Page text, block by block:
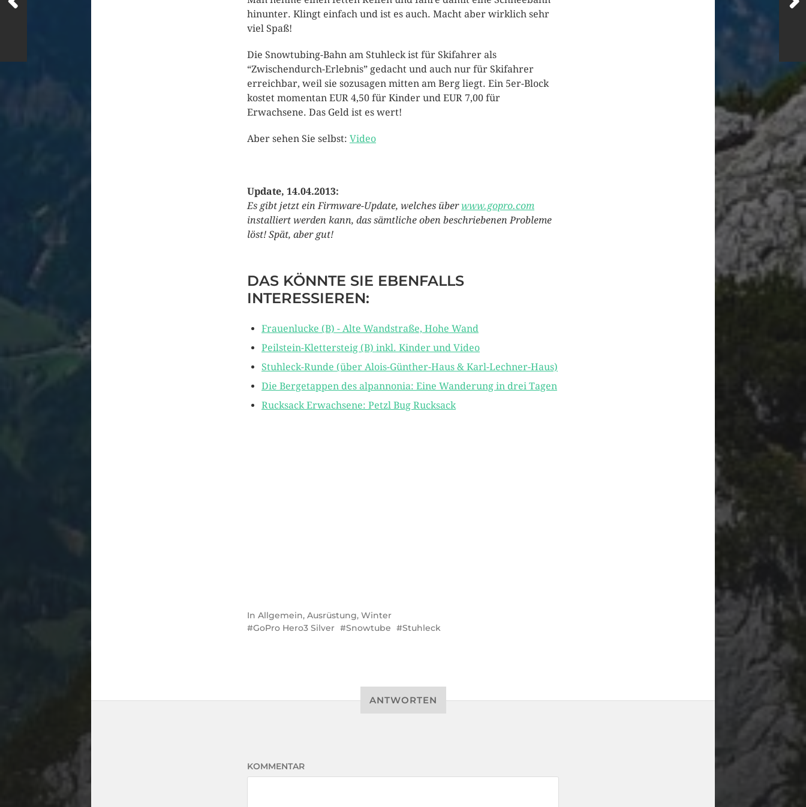
hinunter. Klingt einfach und ist es auch. Macht aber wirklich sehr
viel Spaß!
Die Snowtubing-Bahn am Stuhleck ist für Skifahrer als
“Zwischendurch-Erlebnis” gedacht und auch nur für Skifahrer
erreichbar, weil sie sozusagen mitten am Berg liegt. Ein 5er-Block
kostet momentan EUR 4,50 für Kinder und EUR 7,00 für
Erwachsene. Das Geld ist es wert!
Aber sehen Sie selbst: Video
Update, 14.04.2013:
Es gibt jetzt ein Firmware-Update, welches überwww.gopro.com
installiert werden kann, das sämtliche oben beschriebenen Probleme
löst! Spät, aber gut!
DAS KÖNNTE SIE EBENFALLS
INTERESSIEREN:
Frauenlucke (B) - Alte Wandstraße, Hohe Wand
Peilstein-Klettersteig (B) inkl. Kinder und Video
Stuhleck-Runde (über Alois-Günther-Haus & Karl-Lechner-Haus)
Die Bergetappen des alpannonia: Eine Wanderung in drei Tagen
Rucksack Erwachsene: Petzl Bug Rucksack
In Allgemein, Ausrüstung, Winter
GoPro Hero3 Silver
Snowtube Stuhleck
ANTWORTEN
KOMMENTAR